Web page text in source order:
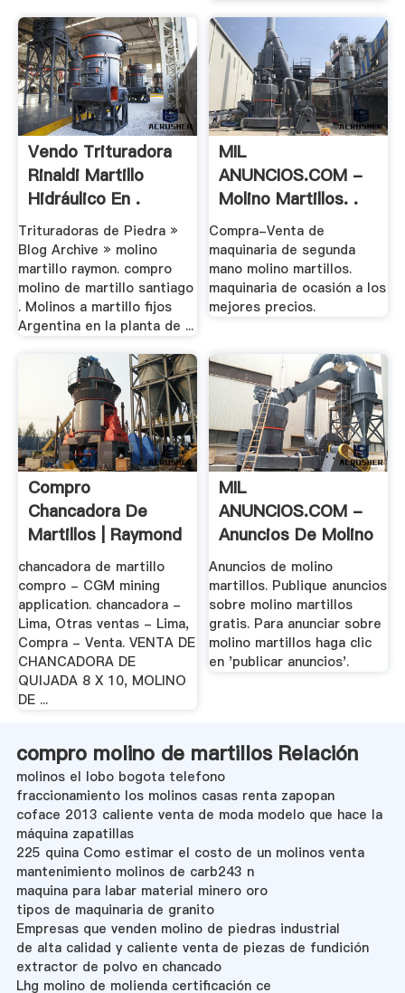
Vendo Trituradora
Rinaldi Martillo
Hidráulico En .
Trituradoras de Piedra »
Blog Archive » molino
martillo raymon. compro
molino de martillo santiago
. Molinos a martillo fijos
Argentina en la planta de ...
MIL
ANUNCIOS.COM -
Molino Martillos. .
Compra-Venta de
maquinaria de segunda
mano molino martillos.
maquinaria de ocasión a los
mejores precios.
Compro
Chancadora De
Martillos | Raymond
Molino
chancadora de martillo
compro - CGM mining
application. chancadora -
Lima, Otras ventas - Lima,
Compra - Venta. VENTA DE
CHANCADORA DE
QUIJADA 8 X 10, MOLINO
DE ...
MIL
ANUNCIOS.COM -
Anuncios De Molino
.
Anuncios de molino
martillos. Publique anuncios
sobre molino martillos
gratis. Para anunciar sobre
molino martillos haga clic
en 'publicar anuncios'.
compro molino de martillos Relación
molinos el lobo bogota telefono
fraccionamiento los molinos casas renta zapopan
coface 2013 caliente venta de moda modelo que hace la
máquina zapatillas
225 quina Como estimar el costo de un molinos venta
mantenimiento molinos de carb243 n
maquina para labar material minero oro
tipos de maquinaria de granito
Empresas que venden molino de piedras industrial
de alta calidad y caliente venta de piezas de fundición
extractor de polvo en chancado
Lhg molino de molienda certificación ce